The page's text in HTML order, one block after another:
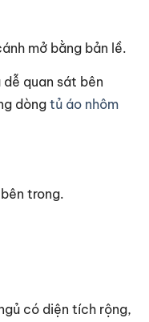
mở bằng bản lề.
quan sát bên
dòng tủ áo nhôm
trong.
có diện tích rộng,